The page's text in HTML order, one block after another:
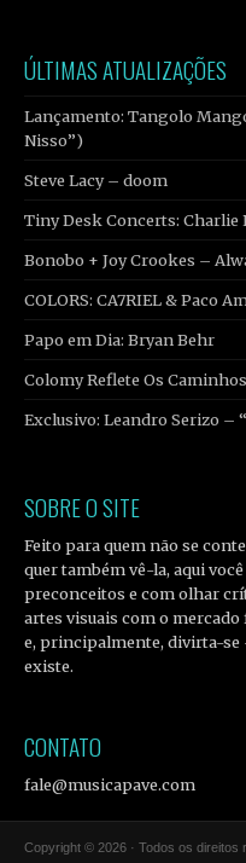
ÚLTIMAS ATUALIZAÇÕES
Lançamento: Tangolo
Nisso”)
Steve Lacy – doom
Tiny Desk Concerts: Charlie
Bonobo + Joy Crookes –
COLORS: CA7RIEL & Paco
Papo em Dia: Bryan Behr
Colomy Reflete Os
Exclusivo: Leandro Serizo –
SOBRE O SITE
Feito para quem não se
quer também vê-la, aqui
preconceitos e com olhar
artes visuais com o
e, principalmente, divirta-se
existe.
CONTATO
fale@musicapave.com
Copyright © 2026 · Todos os direitos